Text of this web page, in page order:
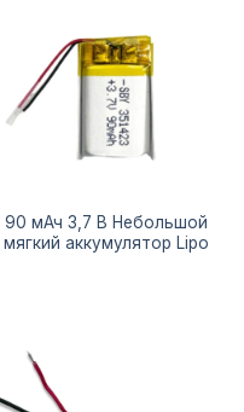
90 мАч 3,7 В Небольшой
мягкий аккумулятор Lipo